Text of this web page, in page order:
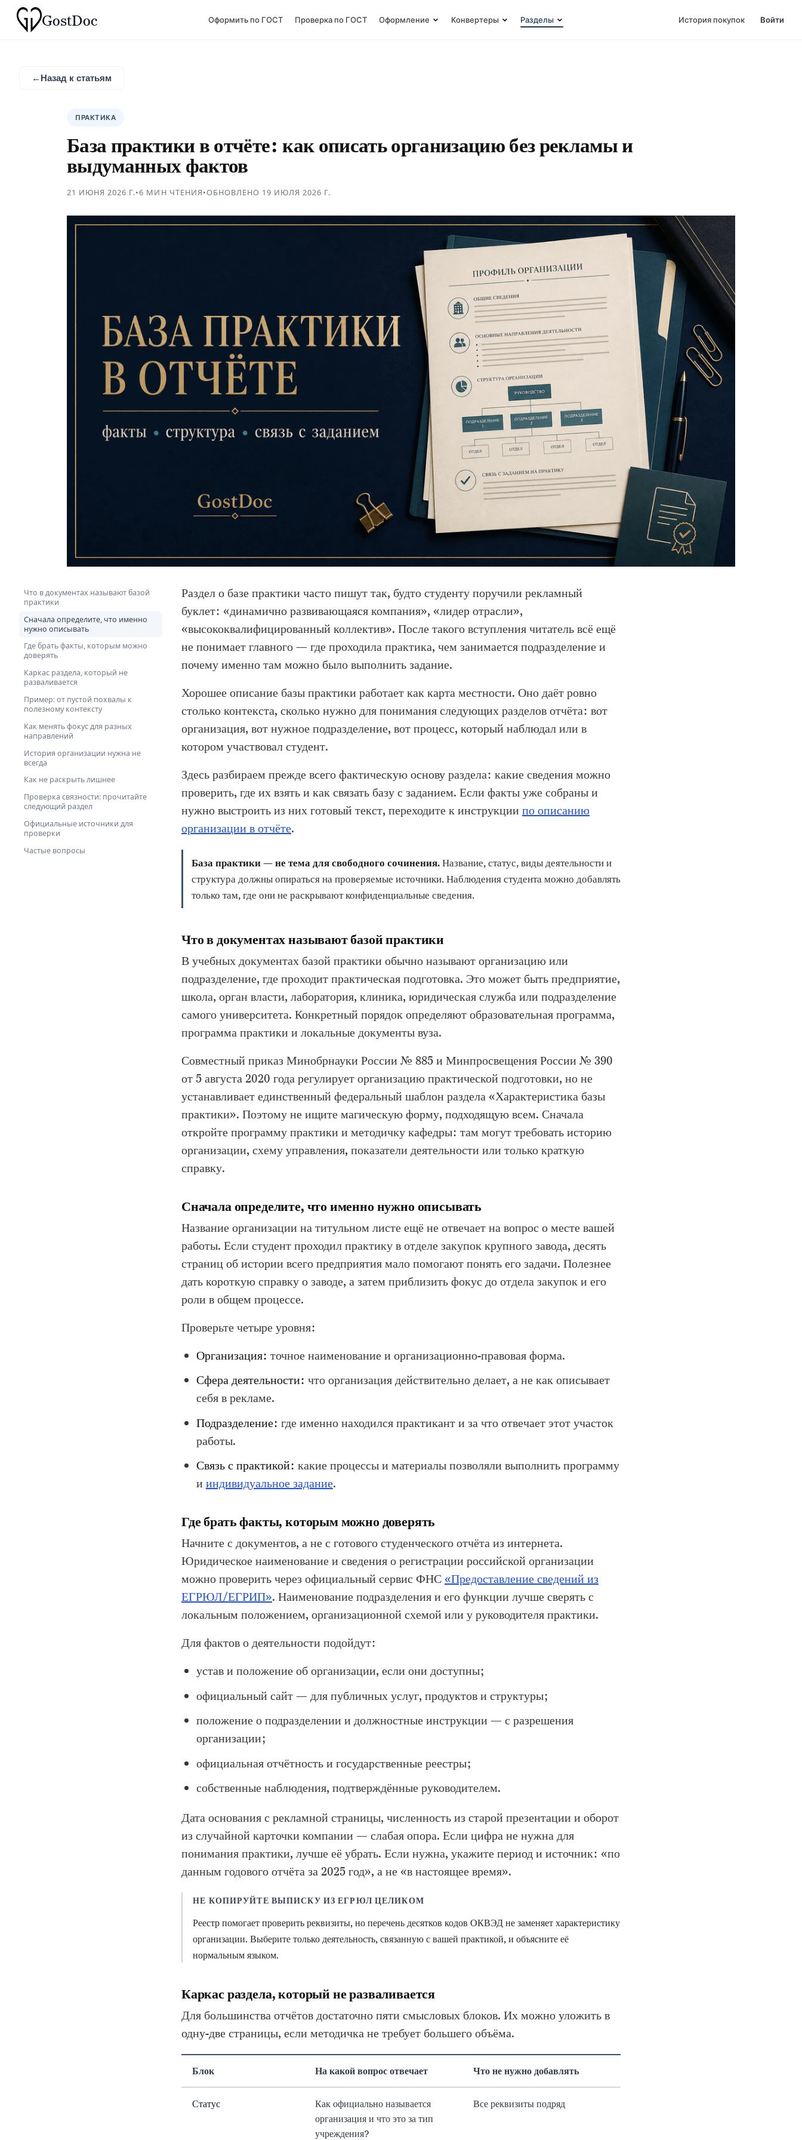
GostDoc Оформить по ГОСТ Проверка по ГОСТ Оформление Конвертеры Разделы История покупок Войти
← Назад к статьям
ПРАКТИКА
База практики в отчёте: как описать организацию без рекламы и
выдуманных фактов
21 ИЮНЯ 2026 Г.•6 МИН ЧТЕНИЯ•ОБНОВЛЕНО 19 ИЮЛЯ 2026 Г.
Что в документах называют базой
практики
Сначала определите, что именно
нужно описывать
Где брать факты, которым можно
доверять
Каркас раздела, который не
разваливается
Пример: от пустой похвалы к
полезному контексту
Как менять фокус для разных
направлений
История организации нужна не
всегда
Как не раскрыть лишнее
Проверка связности: прочитайте
следующий раздел
Официальные источники для
проверки
Частые вопросы
Раздел о базе практики часто пишут так, будто студенту поручили рекламный
буклет: «динамично развивающаяся компания», «лидер отрасли»,
«высококвалифицированный коллектив». После такого вступления читатель всё ещё
не понимает главного — где проходила практика, чем занимается подразделение и
почему именно там можно было выполнить задание.
Хорошее описание базы практики работает как карта местности. Оно даёт ровно
столько контекста, сколько нужно для понимания следующих разделов отчёта: вот
организация, вот нужное подразделение, вот процесс, который наблюдал или в
котором участвовал студент.
Здесь разбираем прежде всего фактическую основу раздела: какие сведения можно
проверить, где их взять и как связать базу с заданием. Если факты уже собраны и
нужно выстроить из них готовый текст, переходите к инструкции по описанию
организации в отчёте.
База практики — не тема для свободного сочинения.Название, статус, виды деятельности и
структура должны опираться на проверяемые источники. Наблюдения студента можно добавлять
только там, где они не раскрывают конфиденциальные сведения.
Что в документах называют базой практики
В учебных документах базой практики обычно называют организацию или
подразделение, где проходит практическая подготовка. Это может быть предприятие,
школа, орган власти, лаборатория, клиника, юридическая служба или подразделение
самого университета. Конкретный порядок определяют образовательная программа,
программа практики и локальные документы вуза.
Совместный приказ Минобрнауки России № 885 и Минпросвещения России № 390
от 5 августа 2020 года регулирует организацию практической подготовки, но не
устанавливает единственный федеральный шаблон раздела «Характеристика базы
практики». Поэтому не ищите магическую форму, подходящую всем. Сначала
откройте программу практики и методичку кафедры: там могут требовать историю
организации, схему управления, показатели деятельности или только краткую
справку.
Сначала определите, что именно нужно описывать
Название организации на титульном листе ещё не отвечает на вопрос о месте вашей
работы. Если студент проходил практику в отделе закупок крупного завода, десять
страниц об истории всего предприятия мало помогают понять его задачи. Полезнее
дать короткую справку о заводе, а затем приблизить фокус до отдела закупок и его
роли в общем процессе.
Проверьте четыре уровня:
Организация: точное наименование и организационно-правовая форма.
Сфера деятельности: что организация действительно делает, а не как описывает
себя в рекламе.
Подразделение: где именно находился практикант и за что отвечает этот участок
работы.
Связь с практикой: какие процессы и материалы позволяли выполнить программу
и индивидуальное задание.
Где брать факты, которым можно доверять
Начните с документов, а не с готового студенческого отчёта из интернета.
Юридическое наименование и сведения о регистрации российской организации
можно проверить через официальный сервис ФНС «Предоставление сведений из
ЕГРЮЛ/ЕГРИП». Наименование подразделения и его функции лучше сверять с
локальным положением, организационной схемой или у руководителя практики.
Для фактов о деятельности подойдут:
устав и положение об организации, если они доступны;
официальный сайт — для публичных услуг, продуктов и структуры;
положение о подразделении и должностные инструкции — с разрешения
организации;
официальная отчётность и государственные реестры;
собственные наблюдения, подтверждённые руководителем.
Дата основания с рекламной страницы, численность из старой презентации и оборот
из случайной карточки компании — слабая опора. Если цифра не нужна для
понимания практики, лучше её убрать. Если нужна, укажите период и источник: «по
данным годового отчёта за 2025 год», а не «в настоящее время».
НЕ КОПИРУЙТЕ ВЫПИСКУ ИЗ ЕГРЮЛ ЦЕЛИКОМ
Реестр помогает проверить реквизиты, но перечень десятков кодов ОКВЭД не заменяет характеристику
организации. Выберите только деятельность, связанную с вашей практикой, и объясните её
нормальным языком.
Каркас раздела, который не разваливается
Для большинства отчётов достаточно пяти смысловых блоков. Их можно уложить в
одну-две страницы, если методичка не требует большего объёма.
Блок На какой вопрос отвечает Что не нужно добавлять
Статус
Как официально называется
организация и что это за тип
учреждения?
Все реквизиты подряд